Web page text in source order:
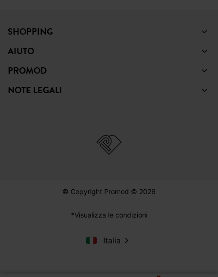
SHOPPING
AIUTO
PROMOD
NOTE LEGALI
© Copyright Promod © 2026
*Visualizza le condizioni
Italia